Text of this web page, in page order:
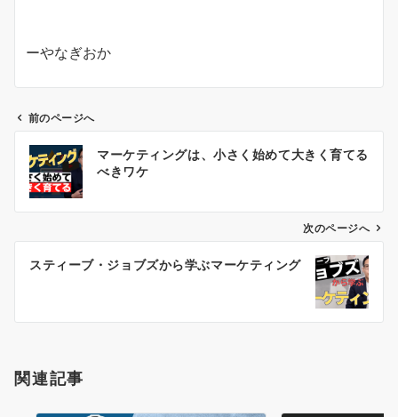
ーやなぎおか
ン
前のページへ
マーケティングは、小さく始めて大きく育てる
べきワケ
次のページへ
スティーブ・ジョブズから学ぶマーケティング
関連記事